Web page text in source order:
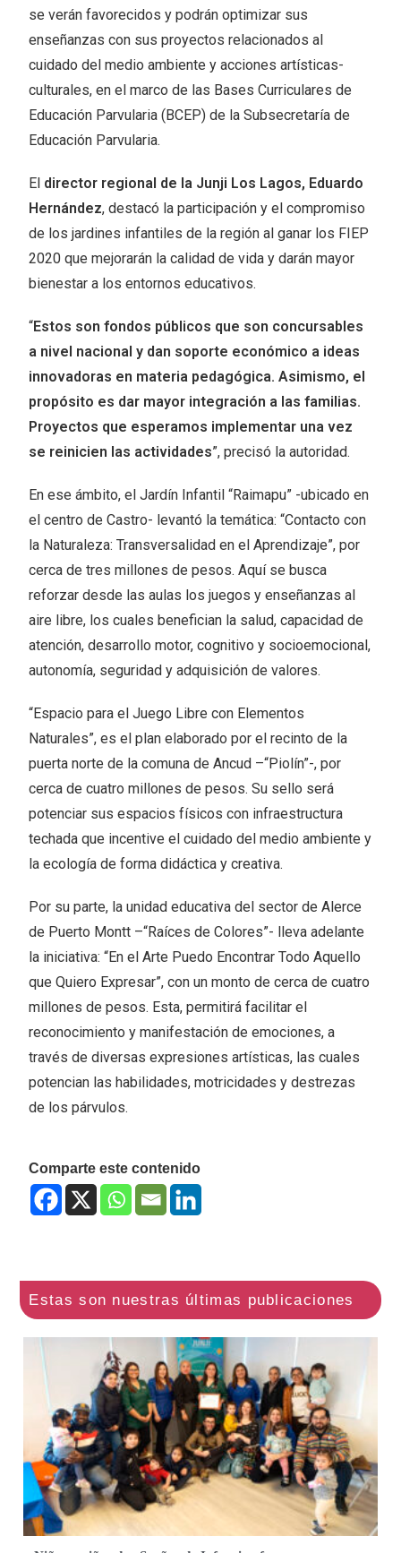
se verán favorecidos y podrán optimizar sus
enseñanzas con sus proyectos relacionados al
cuidado del medio ambiente y acciones artísticas-
culturales, en el marco de las Bases Curriculares de
Educación Parvularia (BCEP) de la Subsecretaría de
Educación Parvularia.
El director regional de la Junji Los Lagos, Eduardo
Hernández, destacó la participación y el compromiso
de los jardines infantiles de la región al ganar los FIEP
2020 que mejorarán la calidad de vida y darán mayor
bienestar a los entornos educativos.
“Estos son fondos públicos que son concursables
a nivel nacional y dan soporte económico a ideas
innovadoras en materia pedagógica. Asimismo, el
propósito es dar mayor integración a las familias.
Proyectos que esperamos implementar una vez
se reinicien las actividades”, precisó la autoridad.
En ese ámbito, el Jardín Infantil “Raimapu” -ubicado en
el centro de Castro- levantó la temática: “Contacto con
la Naturaleza: Transversalidad en el Aprendizaje”, por
cerca de tres millones de pesos. Aquí se busca
reforzar desde las aulas los juegos y enseñanzas al
aire libre, los cuales benefician la salud, capacidad de
atención, desarrollo motor, cognitivo y socioemocional,
autonomía, seguridad y adquisición de valores.
“Espacio para el Juego Libre con Elementos
Naturales”, es el plan elaborado por el recinto de la
puerta norte de la comuna de Ancud –“Piolín”-, por
cerca de cuatro millones de pesos. Su sello será
potenciar sus espacios físicos con infraestructura
techada que incentive el cuidado del medio ambiente y
la ecología de forma didáctica y creativa.
Por su parte, la unidad educativa del sector de Alerce
de Puerto Montt –“Raíces de Colores”- lleva adelante
la iniciativa: “En el Arte Puedo Encontrar Todo Aquello
que Quiero Expresar”, con un monto de cerca de cuatro
millones de pesos. Esta, permitirá facilitar el
reconocimiento y manifestación de emociones, a
través de diversas expresiones artísticas, las cuales
potencian las habilidades, motricidades y destrezas
de los párvulos.
Comparte este contenido